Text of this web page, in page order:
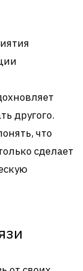
другого.
что
сделает